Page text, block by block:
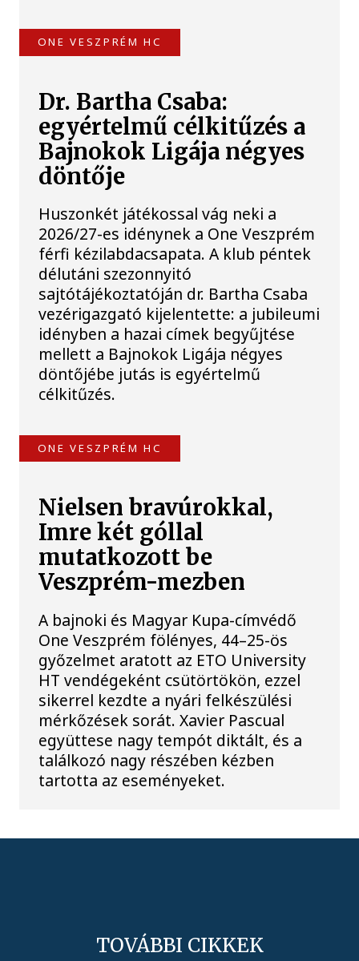
ONE VESZPRÉM HC
Dr. Bartha Csaba:
egyértelmű célkitűzés a
Bajnokok Ligája négyes
döntője
Huszonkét játékossal vág neki a
2026/27-es idénynek a One Veszprém
férfi kézilabdacsapata. A klub péntek
délutáni szezonnyitó
sajtótájékoztatóján dr. Bartha Csaba
vezérigazgató kijelentette: a jubileumi
idényben a hazai címek begyűjtése
mellett a Bajnokok Ligája négyes
döntőjébe jutás is egyértelmű
célkitűzés.
ONE VESZPRÉM HC
Nielsen bravúrokkal,
Imre két góllal
mutatkozott be
Veszprém-mezben
A bajnoki és Magyar Kupa-címvédő
One Veszprém fölényes, 44–25-ös
győzelmet aratott az ETO University
HT vendégeként csütörtökön, ezzel
sikerrel kezdte a nyári felkészülési
mérkőzések sorát. Xavier Pascual
együttese nagy tempót diktált, és a
találkozó nagy részében kézben
tartotta az eseményeket.
TOVÁBBI CIKKEK